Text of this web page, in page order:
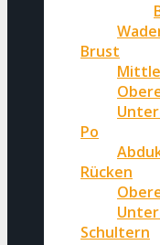
Brust
Po
Rücken
Schultern